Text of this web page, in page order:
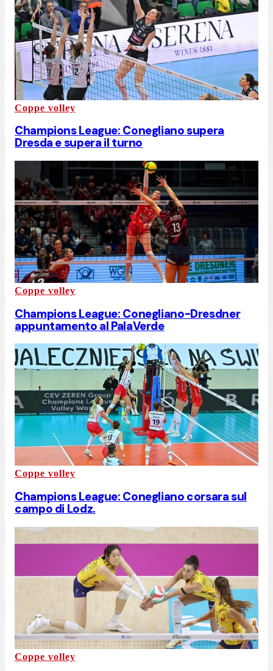
Coppe volley
Champions League: Conegliano supera
Dresda e supera il turno
Coppe volley
Champions League: Conegliano-Dresdner
appuntamento al PalaVerde
Coppe volley
Champions League: Conegliano corsara sul
campo di Lodz.
Coppe volley